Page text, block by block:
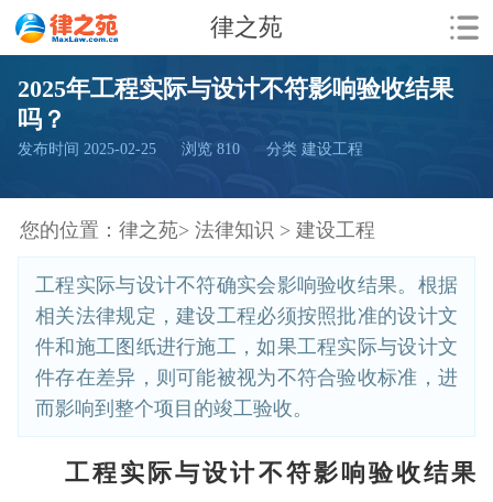
律之苑
2025年工程实际与设计不符影响验收结果
吗？
发布时间 2025-02-25 浏览810 分类 建设工程
您的位置： 律之苑> 法律知识 > 建设工程
工程实际与设计不符确实会影响验收结果。根据
相关法律规定，建设工程必须按照批准的设计文
件和施工图纸进行施工，如果工程实际与设计文
件存在差异，则可能被视为不符合验收标准，进
而影响到整个项目的竣工验收。
工程实际与设计不符影响验收结果